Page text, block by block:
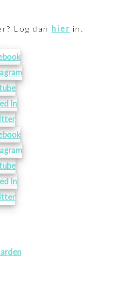
Log dan hier in.